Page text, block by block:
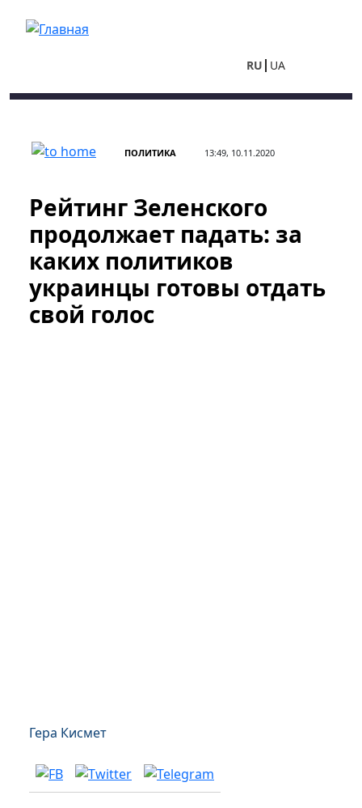
RU UA
ПОЛИТИКА 13:49, 10.11.2020
Рейтинг Зеленского
продолжает падать: за
каких политиков
украинцы готовы отдать
свой голос
Гера Кисмет